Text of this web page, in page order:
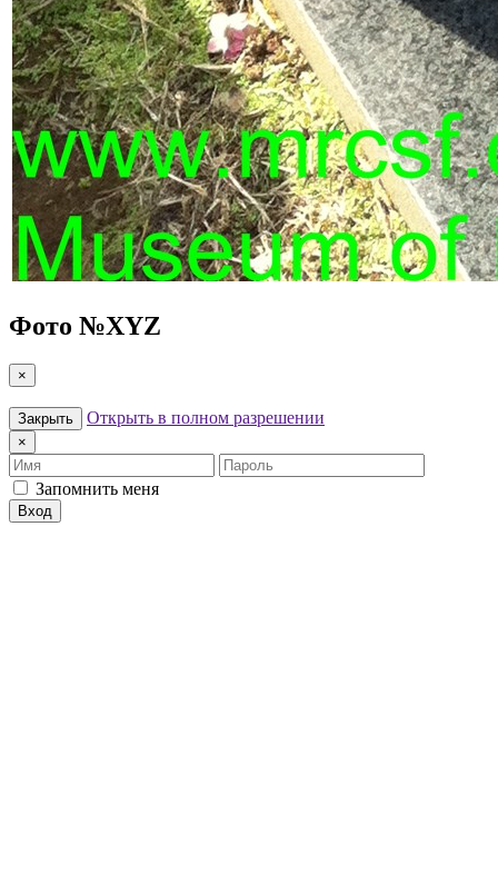
Фото №XYZ
×
Закрыть Открыть в полном разрешении
×
Имя
Пароль
Запомнить меня
Вход